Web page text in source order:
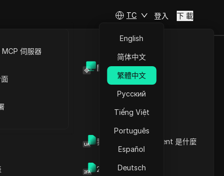
開放API
我的瀏覽器 User Agent 是什麼
2FA验证码生成器
伺服器
TC
English
简体中文
繁體中文
Русский
Tiếng Việt
Português
Español
Deutsch
登入 下 載